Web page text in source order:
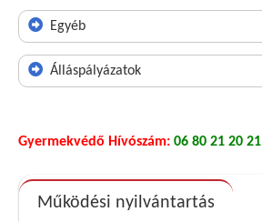
Egyéb
Álláspályázatok
Gyermekvédő Hívószám: 06 80 21 20 21
Működési nyilvántartás